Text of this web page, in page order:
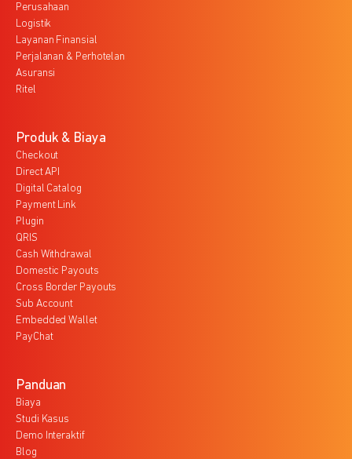
Perusahaan
Logistik
Layanan Finansial
Perjalanan & Perhotelan
Asuransi
Ritel
Produk & Biaya
Checkout
Direct API
Digital Catalog
Payment Link
Plugin
QRIS
Cash Withdrawal
Domestic Payouts
Cross Border Payouts
Sub Account
Embedded Wallet
PayChat
Panduan
Biaya
Studi Kasus
Demo Interaktif
Blog